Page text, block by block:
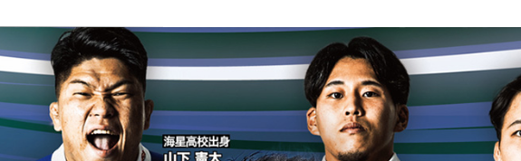
2026年4月4日（土）12日（日）に
ベネックス総合運動公園かきどまり陸上競技場
「三菱重工プレゼンツ 長崎ラグビーフェスティバ
「すべてはこどもたちのために」 の協会スローガ